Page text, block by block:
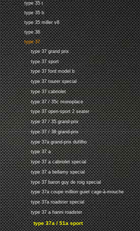
type 35 t
type 35 b
type 35 miller v8
type 36
type 37
type 37 grand prix
type 37 sport
type 37 ford model b
type 37 tourer special
type 37 cabriolet
type 37 / 35c monoplace
type 37 open-sport 2 seater
type 37 / 35 grand-prix
type 37 / 38 grand-prix
type 37a grand-prix dufilho
type 37 a
type 37 a cabriolet special
type 37 a bellamy special
type 37 baron guy de roig special
type 37a coupe million guiet cage-à-mouche
type 37a roadster special
type 37 a hanni roadster
type 37a / 51a sport